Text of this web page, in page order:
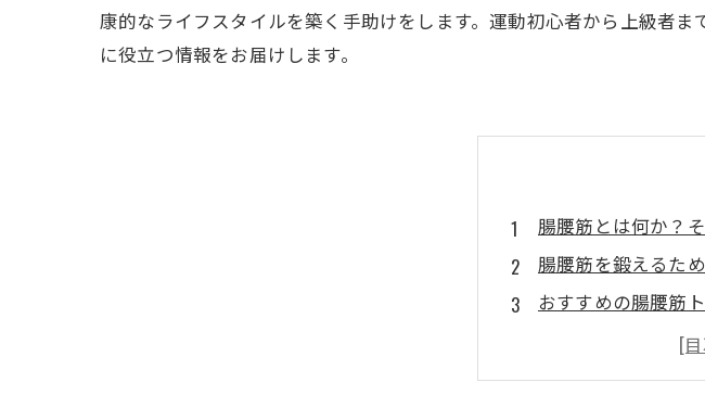
康的なライフスタイルを築く手助けをします。運動初心者から上級者
に役立つ情報をお届けします。
腸腰筋とは何か？
腸腰筋を鍛えるた
おすすめの腸腰筋
ストレッチの重要
健康的なライフス